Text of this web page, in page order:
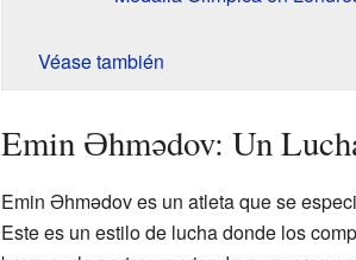
Véase también
Emin Əhmədov: Un
Emin Əhmədov es un atleta que se
Este es un estilo de lucha donde los